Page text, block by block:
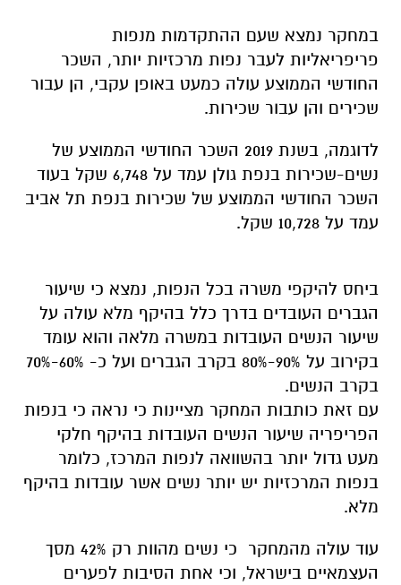
במחקר נמצא שעם ההתקדמות מנפות
פריפריאליות לעבר נפות מרכזיות יותר, השכר
החודשי הממוצע עולה כמעט באופן עקבי, הן עבור
שכירים והן עבור שכירות.
לדוגמה, בשנת 2019 השכר החודשי הממוצע של
נשים-שכירות בנפת גולן עמד על 6,748 שקל בעוד
השכר החודשי הממוצע של שכירות בנפת תל אביב
עמד על 10,728 שקל.
ביחס להיקפי משרה בכל הנפות, נמצא כי שיעור
הגברים העובדים בדרך כלל בהיקף מלא עולה על
שיעור הנשים העובדות במשרה מלאה והוא עומד
בקירוב על 90%-80% בקרב הגברים ועל כ- 60%-70%
בקרב הנשים.
עם זאת כותבות המחקר מציינות כי נראה כי בנפות
הפריפריה שיעור הנשים העובדות בהיקף חלקי
מעט גדול יותר בהשוואה לנפות המרכז, כלומר
בנפות המרכזיות יש יותר נשים אשר עובדות בהיקף
מלא.
עוד עולה מהמחקר כי נשים מהוות רק 42% מסך
העצמאיים בישראל, וכי אחת הסיבות לפערים